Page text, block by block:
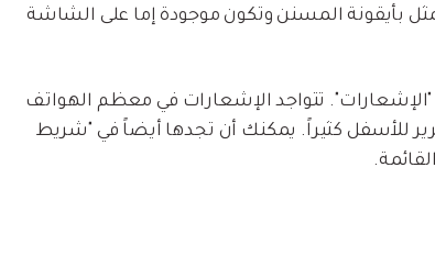
بأيقونة المسنن وتكون موجودة إما على الشاشة
تتواجد الإشعارات في معظم الهواتف
للأسفل كثيراً. يمكنك أن تجدها أيضاً في "شريط